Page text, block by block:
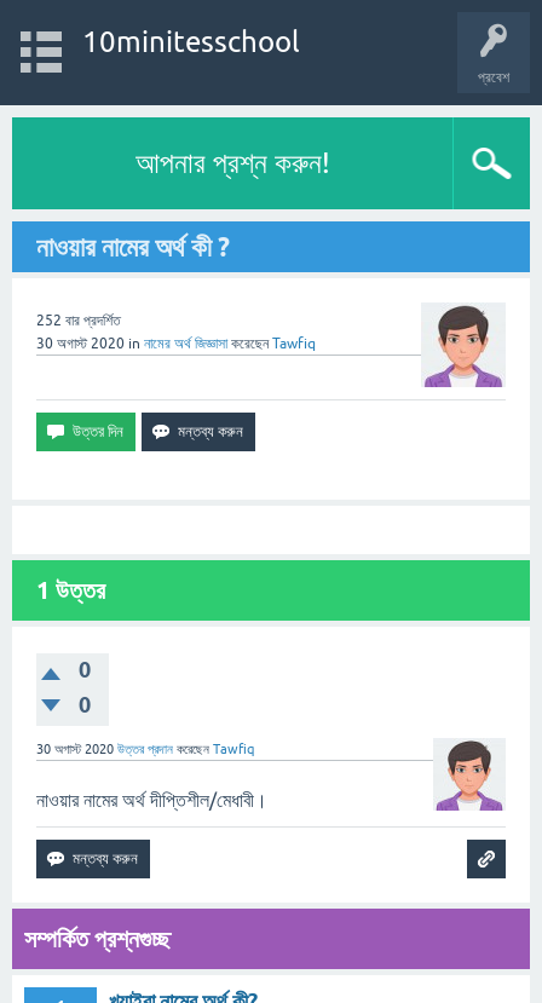
প্রবেশ
10minitesschool
আপনার প্রশ্ন করুন!
নাওয়ার নামের অর্থ কী ?
252 বার প্রদর্শিত
30 অগাস্ট 2020 in নামের অর্থ জিজ্ঞাসা করেছেনTawfiq
1 উত্তর
0
0
30 অগাস্ট 2020 উত্তর প্রদান করেছেন Tawfiq
নাওয়ার নামের অর্থ দীপ্তিশীল/মেধাবী।
সম্পর্কিত প্রশ্নগুচ্ছ